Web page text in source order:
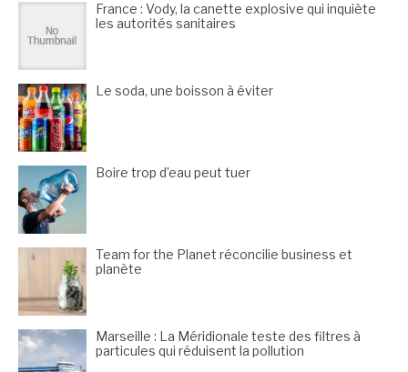
France : Vody, la canette explosive qui inquiète
les autorités sanitaires
Le soda, une boisson à éviter
Boire trop d’eau peut tuer
Team for the Planet réconcilie business et
planète
Marseille : La Méridionale teste des filtres à
particules qui réduisent la pollution